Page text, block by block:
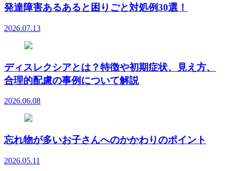
発達障害あるあると困りごと対処例30選！
2026.07.13
ディスレクシアとは？特徴や初期症状、見え方、
合理的配慮の事例について解説
2026.06.08
忘れ物が多いお子さんへのかかわりのポイント
2026.05.11